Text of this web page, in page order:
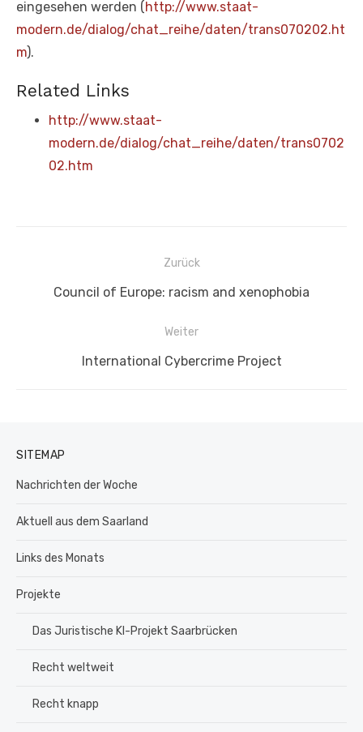
eingesehen werden (http://www.staat-
modern.de/dialog/chat_reihe/daten/trans070202.ht
m).
Related Links
http://www.staat-
modern.de/dialog/chat_reihe/daten/trans0702
02.htm
Beitragsnavigation
Zurück
Vorheriger
Council of Europe: racism and xenophobia
Weiter
Nächster
International Cybercrime Project
SITEMAP
Nachrichten der Woche
Aktuell aus dem Saarland
Links des Monats
Projekte
Das Juristische KI-Projekt Saarbrücken
Recht weltweit
Recht knapp